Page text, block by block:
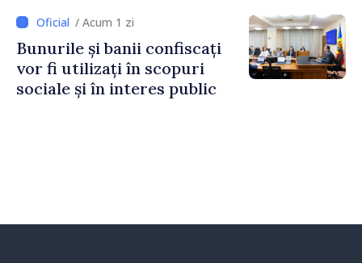
Irlandei de Nord, Fern
Horine / Acum 1 zi
Bunurile și banii confiscați
vor fi utilizați în scopuri
sociale și în interes public